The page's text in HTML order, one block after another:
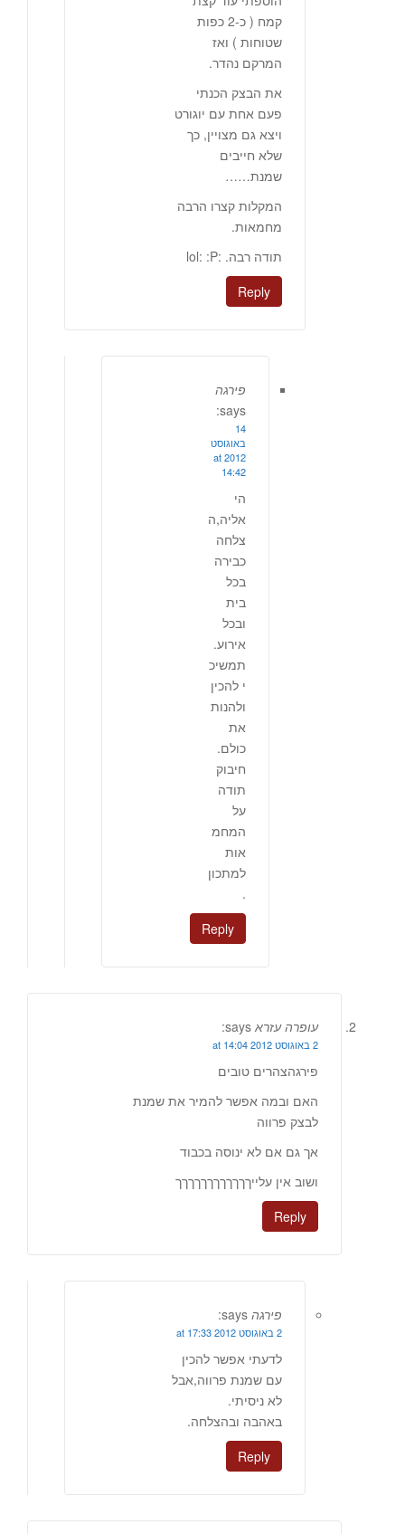
קמח ( כ-2 כפות
שטוחות ) ואז
המרקם נהדר.
את הבצק הכנתי
פעם אחת עם יוגורט
ויצא גם מצויין, כך
שלא חייבים
שמנת……
המקלות קצרו הרבה
מחמאות.
תודה רבה. :lol: :P
Reply
פירגה
says:
14
באוגוסט
2012 at
14:42
הי
אליה,ה
צלחה
כבירה
בכל
בית
ובכל
אירוע.
תמשיכ
י להכין
ולהנות
את
כולם.
חיבוק
תודה
על
המחמ
אות
למתכון
.
Reply
עופרה עזרא says:
2 באוגוסט 2012 at 14:04
פירגהצהרים טובים
האם ובמה אפשר להמיר את שמנת
לבצק פרווה
אך גם אם לא ינוסה בכבוד
ושוב אין עלייךךךךךךךךךךךך
Reply
פירגה says:
2 באוגוסט 2012 at 17:33
לדעתי אפשר להכין
עם שמנת פרווה,אבל
לא ניסיתי.
באהבה ובהצלחה.
Reply